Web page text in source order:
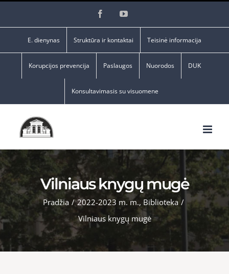
FacebookYouTube
E. dienynas Struktūra ir kontaktai Teisinė informacija
Korupcijos prevencija Paslaugos Nuorodos DUK
Konsultavimasis su visuomene
Vilniaus knygų mugė
Pradžia / 2022-2023 m. m., Biblioteka /
Vilniaus knygų mugė